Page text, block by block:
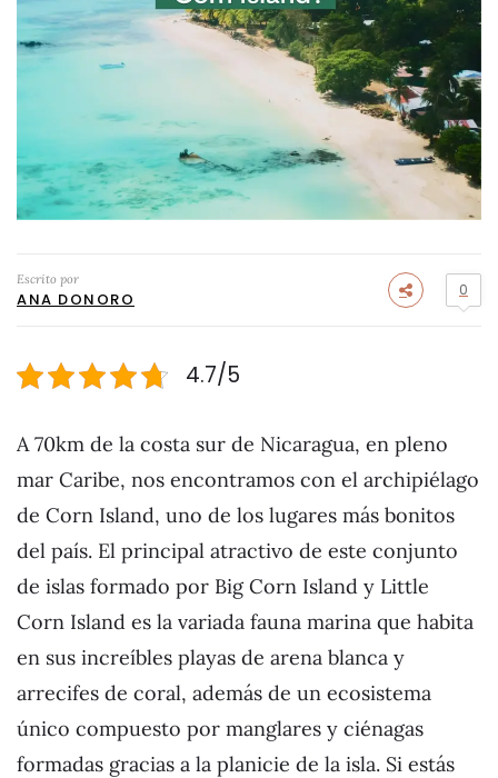
Escrito por
ANA DONORO 0
4.7/5
A 70km de la costa sur de Nicaragua, en pleno
mar Caribe, nos encontramos con el archipiélago
de Corn Island, uno de los lugares más bonitos
del país. El principal atractivo de este conjunto
de islas formado por Big Corn Island y Little
Corn Island es la variada fauna marina que habita
en sus increíbles playas de arena blanca y
arrecifes de coral, además de un ecosistema
único compuesto por manglares y ciénagas
formadas gracias a la planicie de la isla. Si estás